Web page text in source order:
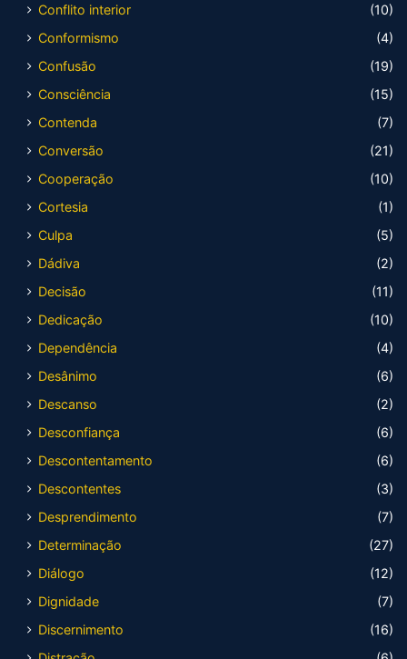
Conflito interior
(10)
Conformismo
(4)
Confusão
(19)
Consciência
(15)
Contenda
(7)
Conversão
(21)
Cooperação
(10)
Cortesia
(1)
Culpa
(5)
Dádiva
(2)
Decisão
(11)
Dedicação
(10)
Dependência
(4)
Desânimo
(6)
Descanso
(2)
Desconfiança
(6)
Descontentamento
(6)
Descontentes
(3)
Desprendimento
(7)
Determinação
(27)
Diálogo
(12)
Dignidade
(7)
Discernimento
(16)